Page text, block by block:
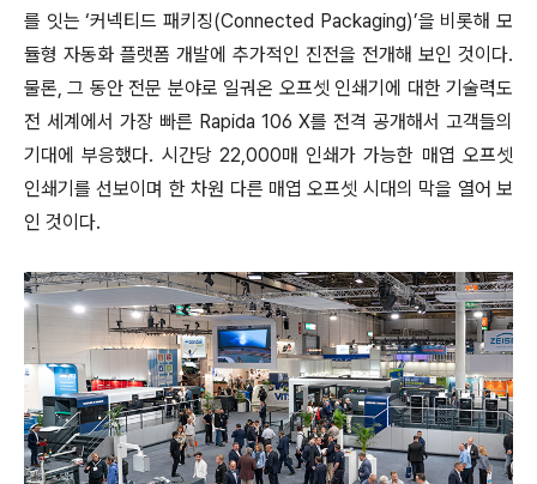
를 잇는 ‘커넥티드 패키징(Connected Packaging)’을 비롯해 모
듈형 자동화 플랫폼 개발에 추가적인 진전을 전개해 보인 것이다.
물론, 그 동안 전문 분야로 일궈온 오프셋 인쇄기에 대한 기술력도
전 세계에서 가장 빠른 Rapida 106 X를 전격 공개해서 고객들의
기대에 부응했다. 시간당 22,000매 인쇄가 가능한 매엽 오프셋
인쇄기를 선보이며 한 차원 다른 매엽 오프셋 시대의 막을 열어 보
인 것이다.